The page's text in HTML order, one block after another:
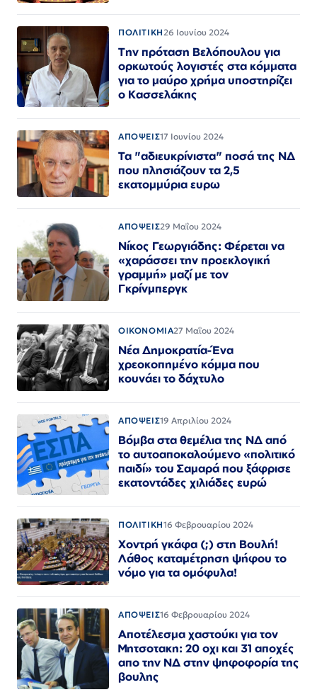
ΠΟΛΙΤΙΚΗ26 Ιουνίου 2024
Την πρόταση Βελόπουλου για
ορκωτούς λογιστές στα κόμματα
για το μαύρο χρήμα υποστηρίζει
ο Κασσελάκης
ΑΠΟΨΕΙΣ17 Ιουνίου 2024
Τα "αδιευκρίνιστα" ποσά της ΝΔ
που πλησιάζουν τα 2,5
εκατομμύρια ευρω
ΑΠΟΨΕΙΣ29 Μαΐου 2024
Νίκος Γεωργιάδης: Φέρεται να
«χαράσσει την προεκλογική
γραμμή» μαζί με τον
Γκρίνμπεργκ
ΟΙΚΟΝΟΜΙΑ27 Μαΐου 2024
Νέα Δημοκρατία-Ένα
χρεοκοπημένο κόμμα που
κουνάει το δάχτυλο
ΑΠΟΨΕΙΣ19 Απριλίου 2024
Βόμβα στα θεμέλια της ΝΔ από
το αυτοαποκαλούμενο «πολιτικό
παιδί» του Σαμαρά που ξάφρισε
εκατοντάδες χιλιάδες ευρώ
ΠΟΛΙΤΙΚΗ16 Φεβρουαρίου 2024
Χοντρή γκάφα (;) στη Βουλή!
Λάθος καταμέτρηση ψήφου το
νόμο για τα ομόφυλα!
ΑΠΟΨΕΙΣ16 Φεβρουαρίου 2024
Αποτέλεσμα χαστούκι για τον
Μητσοτακη: 20 οχι και 31 αποχές
απο την ΝΔ στην ψηφοφορία της
βουλης